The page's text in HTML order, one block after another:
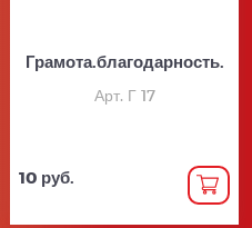
Грамота.благодарность.
Арт. Г 17
10 руб.